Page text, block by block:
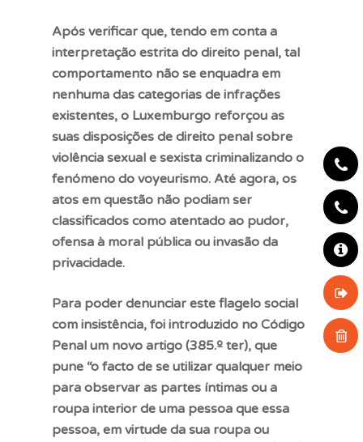
Após verificar que, tendo em conta a
interpretação estrita do direito penal, tal
comportamento não se enquadra em
nenhuma das categorias de infrações
existentes, o Luxemburgo reforçou as
suas disposições de direito penal sobre
violência sexual e sexista criminalizando o
fenómeno do voyeurismo. Até agora, os
atos em questão não podiam ser
classificados como atentado ao pudor,
ofensa à moral pública ou invasão da
privacidade.
Para poder denunciar este flagelo social
com insistência, foi introduzido no Código
Penal um novo artigo (385.º ter), que
pune “o facto de se utilizar qualquer meio
para observar as partes íntimas ou a
roupa interior de uma pessoa que essa
pessoa, em virtude da sua roupa ou
Sou vítima
Sou agressor
Testemunho
Notícias
Recursos
Ajuda – Lista de
Convenção
Tipos de violência
Toolbox
FAQ
Helpline
CNVV
Mudar para o
Cobrir as pistas
Português